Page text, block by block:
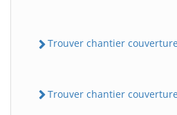
Trouver chantier couverture
Trouver chantier couverture